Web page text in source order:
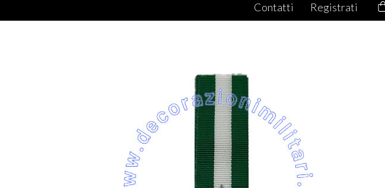
Contatti Registrati